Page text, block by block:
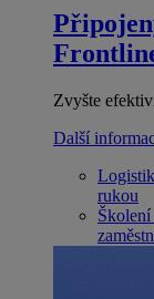
Zvyšte
Další
rukou
Školení